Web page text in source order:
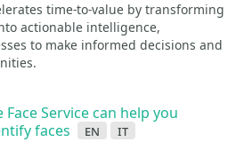
time-to-value by transforming
actionable intelligence,
to make informed decisions and
Face Service can help you
faces
en it